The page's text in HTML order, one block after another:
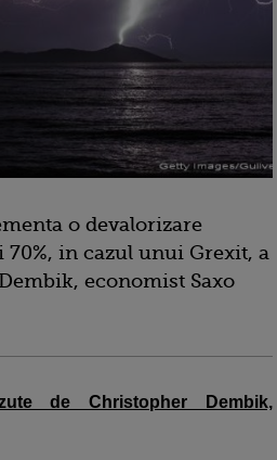
o devalorizare
70%, in cazul unui Grexit, a
economist Saxo
de Christopher Dembik,